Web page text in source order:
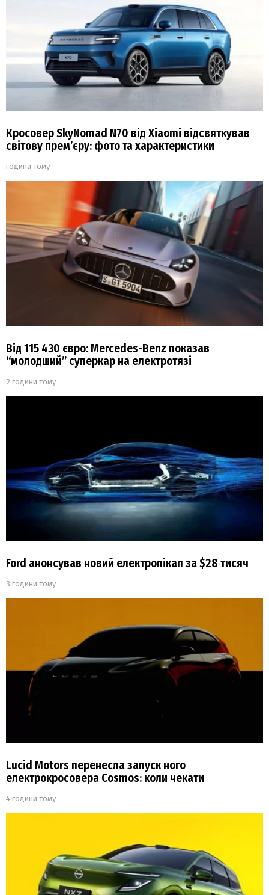
Кросовер SkyNomad N70 від Xiaomi відсвяткував
світову прем’єру: фото та характеристики
година тому
Від 115 430 євро: Mercedes-Benz показав
“молодший” суперкар на електротязі
2 години тому
Ford анонсував новий електропікап за $28 тисяч
3 години тому
Lucid Motors перенесла запуск ного
електрокросовера Cosmos: коли чекати
4 години тому